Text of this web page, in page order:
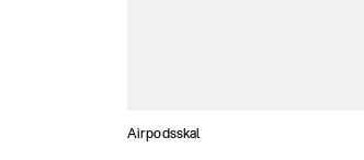
Airpodsskal